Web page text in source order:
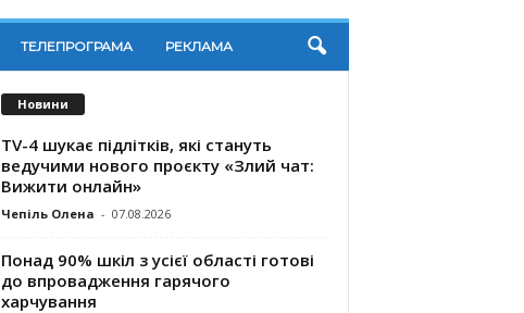
ТЕЛЕПРОГРАМА РЕКЛАМА
Новини
TV-4 шукає підлітків, які стануть
ведучими нового проєкту «Злий чат:
Вижити онлайн»
Чепіль Олена - 07.08.2026
Понад 90% шкіл з усієї області готові
до впровадження гарячого
харчування